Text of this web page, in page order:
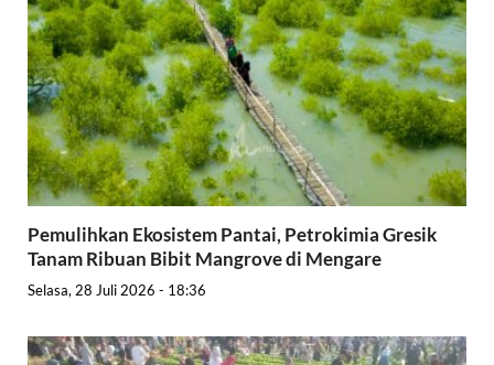
Pemulihkan Ekosistem Pantai, Petrokimia Gresik
Tanam Ribuan Bibit Mangrove di Mengare
Selasa, 28 Juli 2026 - 18:36